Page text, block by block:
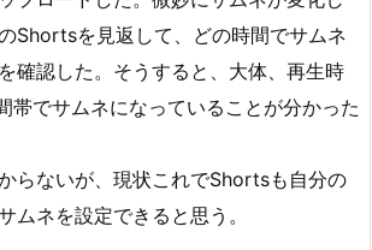
Shortsを見返して、どの時間でサムネ
確認した。そうすると、大体、再生時
帯でサムネになっていることが分かった
らないが、現状これでShortsも自分の
ムネを設定できると思う。